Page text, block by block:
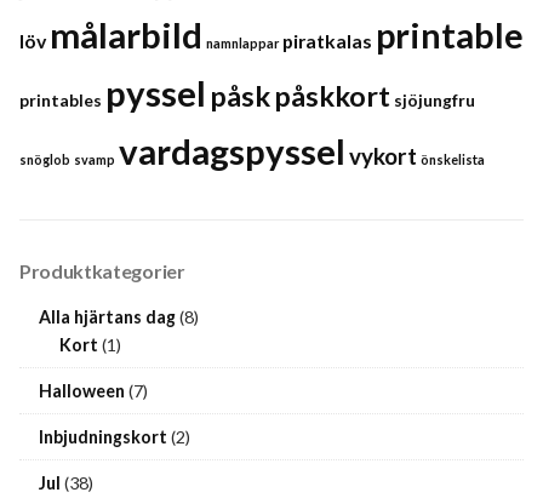
löv målarbild namnlappar piratkalas printable
printables pyssel påskpåskkort sjöjungfru
snöglob svamp vardagspyssel vykort önskelista
Produktkategorier
Alla hjärtans dag(8)
Kort (1)
Halloween (7)
Inbjudningskort (2)
Jul (38)